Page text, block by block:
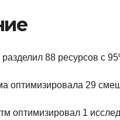
88 ресурсов с
оптимизировала 29
оптимизировал 1